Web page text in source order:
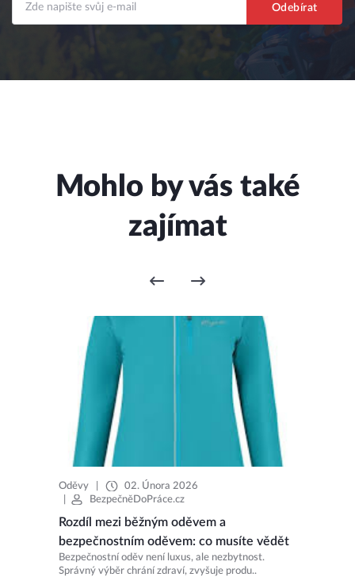
Mohlo by vás také
zajímat
Oděvy
02. Února 2026
BezpečněDoPráce.cz
Rozdíl mezi běžným oděvem a
bezpečnostním oděvem: co musíte vědět
Bezpečnostní oděv není luxus, ale nezbytnost.
Správný výběr chrání zdraví, zvyšuje produ..